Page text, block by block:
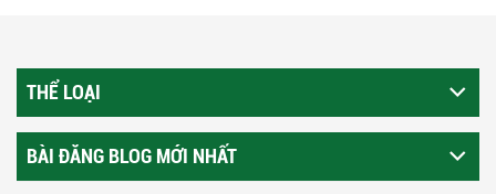
THỂ LOẠI
BÀI ĐĂNG BLOG MỚI NHẤT